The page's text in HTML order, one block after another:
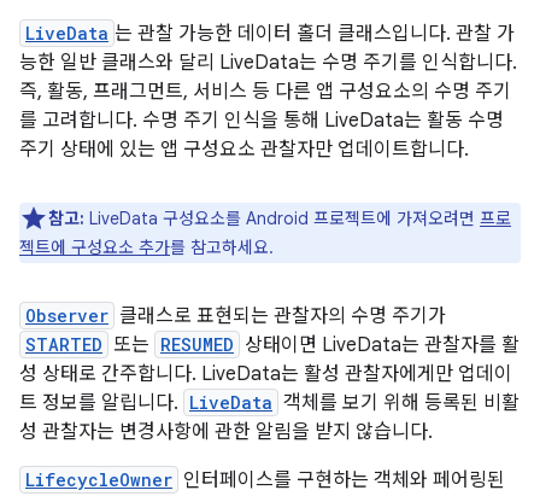
LiveData 는 관찰 가능한 데이터 홀더 클래스입니다. 관찰 가
능한 일반 클래스와 달리 LiveData는 수명 주기를 인식합니다.
즉, 활동, 프래그먼트, 서비스 등 다른 앱 구성요소의 수명 주기
를 고려합니다. 수명 주기 인식을 통해 LiveData는 활동 수명
주기 상태에 있는 앱 구성요소 관찰자만 업데이트합니다.
참고: LiveData 구성요소를 Android 프로젝트에 가져오려면 프로
젝트에 구성요소 추가를 참고하세요.
Observer 클래스로 표현되는 관찰자의 수명 주기가
STARTED 또는 RESUMED 상태이면 LiveData는 관찰자를 활
성 상태로 간주합니다. LiveData는 활성 관찰자에게만 업데이
트 정보를 알립니다. LiveData 객체를 보기 위해 등록된 비활
성 관찰자는 변경사항에 관한 알림을 받지 않습니다.
LifecycleOwner 인터페이스를 구현하는 객체와 페어링된